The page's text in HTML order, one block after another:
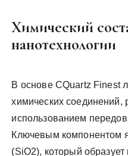
Химический
нанотехнологии
В основе CQuartz Finest
химических соединений,
использованием
Ключевым компонентом
(SiO2), который